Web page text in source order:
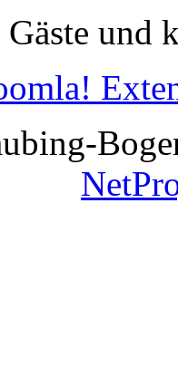
und